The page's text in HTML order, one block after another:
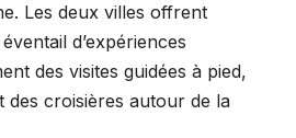
Les deux villes offrent
d’expériences
des visites guidées à pied,
des croisières autour de la